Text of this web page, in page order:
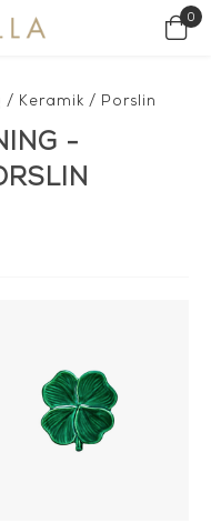
0
/ Keramik / Porslin
-